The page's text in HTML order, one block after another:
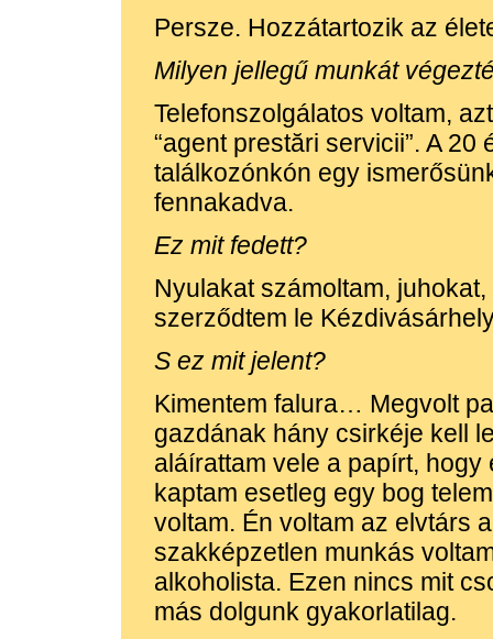
Persze. Hozzátartozik az
Milyen jellegű munkát
Telefonszolgálatos voltam,
“agent prestări servicii”. A 20
találkozónkón egy
fennakadva.
Ez mit fedett?
Nyulakat számoltam,
szerződtem le
S ez mit jelent?
Kimentem falura… Megvolt
gazdának hány csirkéje kell
aláírattam vele a papírt, hogy
kaptam esetleg egy bog
voltam. Én voltam az elvtárs
szakképzetlen munkás
alkoholista. Ezen nincs mit
más dolgunk gyakorlatilag.